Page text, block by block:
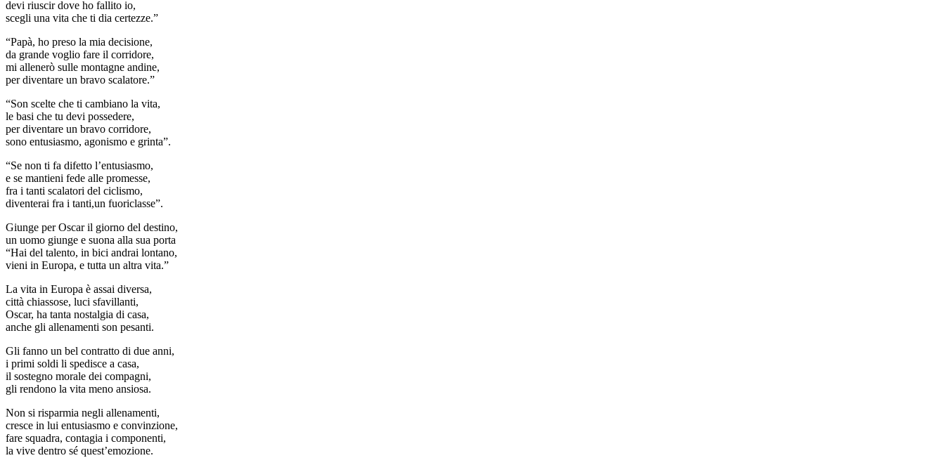
devi riuscir dove ho fallito io,
scegli una vita che ti dia certezze.”
“Papà, ho preso la mia decisione,
da grande voglio fare il corridore,
mi allenerò sulle montagne andine,
per diventare un bravo scalatore.”
“Son scelte che ti cambiano la vita,
le basi che tu devi possedere,
per diventare un bravo corridore,
sono entusiasmo, agonismo e grinta”.
“Se non ti fa difetto l’entusiasmo,
e se mantieni fede alle promesse,
fra i tanti scalatori del ciclismo,
diventerai fra i tanti,un fuoriclasse”.
Giunge per Oscar il giorno del destino,
un uomo giunge e suona alla sua porta
“Hai del talento, in bici andrai lontano,
vieni in Europa, e tutta un altra vita.”
La vita in Europa è assai diversa,
città chiassose, luci sfavillanti,
Oscar, ha tanta nostalgia di casa,
anche gli allenamenti son pesanti.
Gli fanno un bel contratto di due anni,
i primi soldi li spedisce a casa,
il sostegno morale dei compagni,
gli rendono la vita meno ansiosa.
Non si risparmia negli allenamenti,
cresce in lui entusiasmo e convinzione,
fare squadra, contagia i componenti,
la vive dentro sé quest’emozione.